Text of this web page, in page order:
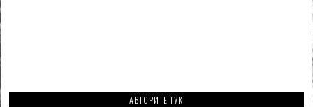
АВТОРИТЕ ТУК